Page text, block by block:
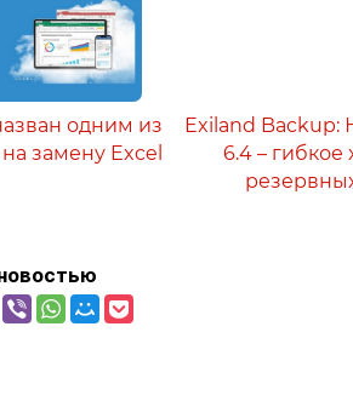
одним из
замену Excel
Exiland Backup:
6.4 – гибкое